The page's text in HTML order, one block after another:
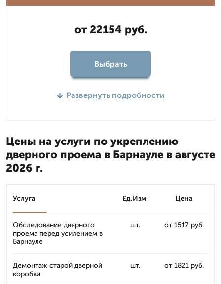
от 22154 руб.
Выбрать
Развернуть подробности
Цены на услуги по укреплению
дверного проема в Барнауле в августе
2026 г.
Услуга Ед.Изм. Цена
Обследование дверного
проема перед усилением в
Барнауле
шт. от 1517 руб.
Демонтаж старой дверной
коробки
шт. от 1821 руб.